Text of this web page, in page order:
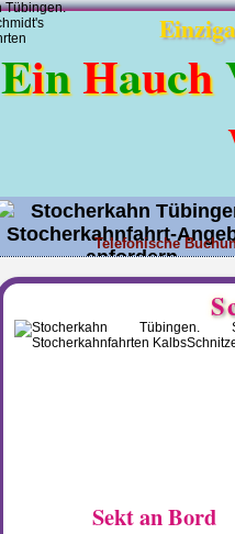
EinHauch
Angebot anfordern•
Telefonische
Sekt an Bord